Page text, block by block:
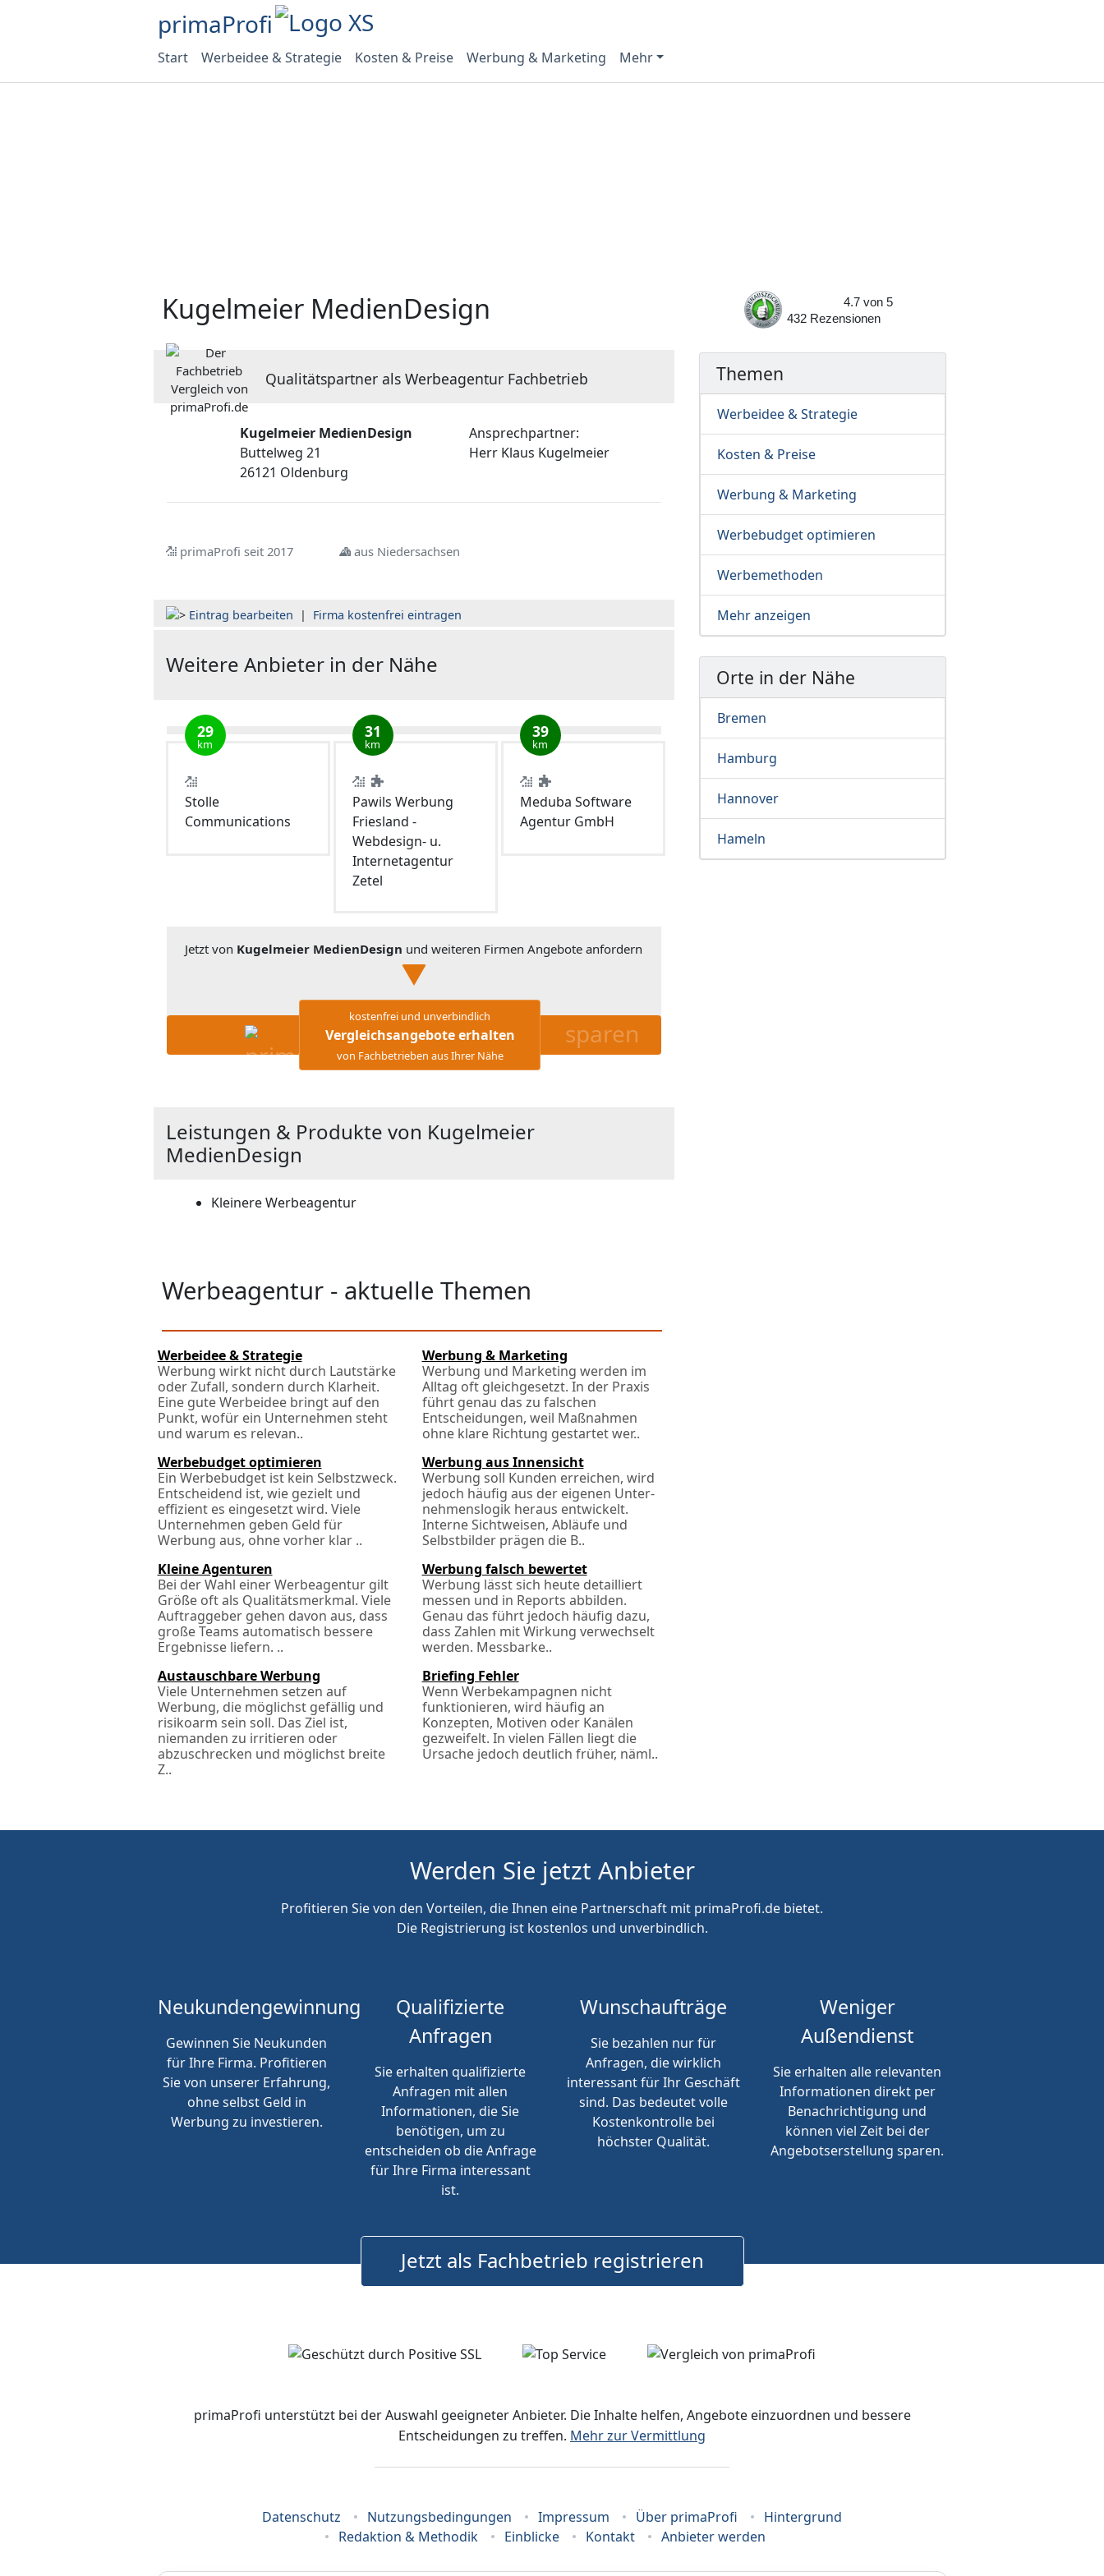
primaProfi
Start Werbeidee & Strategie Kosten & Preise Werbung & Marketing Mehr
Kugelmeier MedienDesign
Qualitätspartner als Werbeagentur Fachbetrieb
Kugelmeier MedienDesign
Buttelweg 21
26121 Oldenburg
Ansprechpartner:
Herr Klaus Kugelmeier
primaProfi seit 2017 aus Niedersachsen
Eintrag bearbeiten | Firma kostenfrei eintragen
Weitere Anbieter in der Nähe
29
km
Stolle
Communications
31
km
Pawils Werbung
Friesland -
Webdesign- u.
Internetagentur
Zetel
39
km
Meduba Software
Agentur GmbH
Jetzt von Kugelmeier MedienDesign und weiteren Firmen Angebote anfordern
kostenfrei und unverbindlich
Vergleichsangebote erhalten
von Fachbetrieben aus Ihrer Nähe
sparen
Leistungen & Produkte von Kugelmeier
MedienDesign
Kleinere Werbeagentur
Werbeagentur - aktuelle Themen
Werbeidee & Strategie
Werbung wirkt nicht durch Lautstärke
oder Zufall, sondern durch Klarheit.
Eine gute Werbeidee bringt auf den
Punkt, wofür ein Unternehmen steht
und warum es relevan..
Werbung & Marketing
Werbung und Marketing werden im
Alltag oft gleichgesetzt. In der Praxis
führt genau das zu falschen
Entscheidungen, weil Maßnahmen
ohne klare Richtung gestartet wer..
Werbebudget optimieren
Ein Werbebudget ist kein Selbstzweck.
Entscheidend ist, wie gezielt und
effizient es eingesetzt wird. Viele
Unternehmen geben Geld für
Werbung aus, ohne vorher klar ..
Werbung aus Innensicht
Werbung soll Kunden erreichen, wird
jedoch häufig aus der eigenen Unter­
nehmens­logik heraus entwickelt.
Interne Sichtweisen, Abläufe und
Selbstbilder prägen die B..
Kleine Agenturen
Bei der Wahl einer Werbeagentur gilt
Größe oft als Qualitätsmerkmal. Viele
Auftraggeber gehen davon aus, dass
große Teams automatisch bessere
Ergebnisse liefern. ..
Werbung falsch bewertet
Werbung lässt sich heute detailliert
messen und in Reports abbilden.
Genau das führt jedoch häufig dazu,
dass Zahlen mit Wirkung verwechselt
werden. Messbarke..
Austauschbare Werbung
Viele Unternehmen setzen auf
Werbung, die möglichst gefällig und
risikoarm sein soll. Das Ziel ist,
niemanden zu irritieren oder
abzuschrecken und möglichst breite
Z..
Briefing Fehler
Wenn Werbekampagnen nicht
funktionieren, wird häufig an
Konzepten, Motiven oder Kanälen
gezweifelt. In vielen Fällen liegt die
Ursache jedoch deutlich früher, näml..
4.7 von5
432
Rezensionen
Themen
Werbeidee & Strategie
Kosten & Preise
Werbung & Marketing
Werbebudget optimieren
Werbemethoden
Mehr anzeigen
Orte in der Nähe
Bremen
Hamburg
Hannover
Hameln
Werden Sie jetzt Anbieter
Profitieren Sie von den Vorteilen, die Ihnen eine Partnerschaft mit primaProfi.de bietet.
Die Registrierung ist kostenlos und unverbindlich.
Neukundengewinnung
Gewinnen Sie Neukunden
für Ihre Firma. Profitieren
Sie von unserer Erfahrung,
ohne selbst Geld in
Werbung zu investieren.
Qualifizierte
Anfragen
Sie erhalten qualifizierte
Anfragen mit allen
Informationen, die Sie
benötigen, um zu
entscheiden ob die Anfrage
für Ihre Firma interessant
ist.
Wunschaufträge
Sie bezahlen nur für
Anfragen, die wirklich
interessant für Ihr Geschäft
sind. Das bedeutet volle
Kostenkontrolle bei
höchster Qualität.
Weniger
Außendienst
Sie erhalten alle relevanten
Informationen direkt per
Benachrichtigung und
können viel Zeit bei der
Angebotserstellung sparen.
Jetzt als Fachbetrieb registrieren
primaProfi unterstützt bei der Auswahl geeigneter Anbieter. Die Inhalte helfen, Angebote einzuordnen und bessere
Entscheidungen zu treffen. Mehr zur Vermittlung
Datenschutz Nutzungsbedingungen Impressum Über primaProfi
Hintergrund
Redaktion & Methodik
Einblicke Kontakt Anbieter werden